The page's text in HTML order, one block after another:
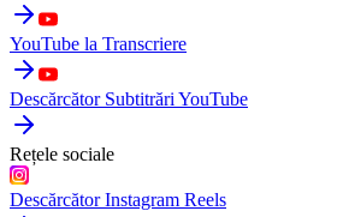
YouTube la Transcriere
Descărcător Subtitrări YouTube
Rețele sociale
Descărcător Instagram Reels